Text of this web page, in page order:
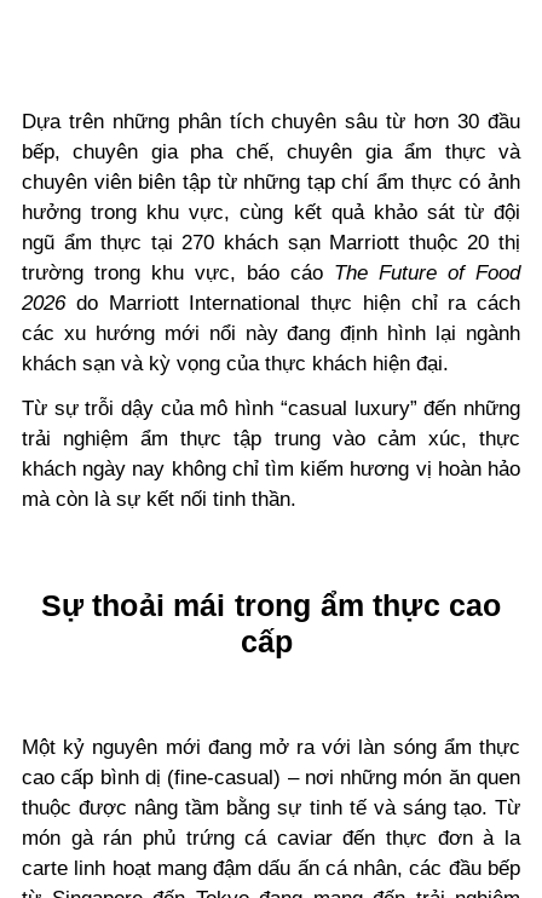
Dựa trên những phân tích chuyên sâu từ hơn 30 đầu
bếp, chuyên gia pha chế, chuyên gia ẩm thực và
chuyên viên biên tập từ những tạp chí ẩm thực có ảnh
hưởng trong khu vực, cùng kết quả khảo sát từ đội
ngũ ẩm thực tại 270 khách sạn Marriott thuộc 20 thị
trường trong khu vực, báo cáo The Future of Food
2026do Marriott International thực hiện chỉ ra cách
các xu hướng mới nổi này đang định hình lại ngành
khách sạn và kỳ vọng của thực khách hiện đại.
Từ sự trỗi dậy của mô hình “casual luxury” đến những
trải nghiệm ẩm thực tập trung vào cảm xúc, thực
khách ngày nay không chỉ tìm kiếm hương vị hoàn hảo
mà còn là sự kết nối tinh thần.
Sự thoải mái trong ẩm thực cao
cấp
Một kỷ nguyên mới đang mở ra với làn sóng ẩm thực
cao cấp bình dị (fine-casual) – nơi những món ăn quen
thuộc được nâng tầm bằng sự tinh tế và sáng tạo. Từ
món gà rán phủ trứng cá caviar đến thực đơn à la
carte linh hoạt mang đậm dấu ấn cá nhân, các đầu bếp